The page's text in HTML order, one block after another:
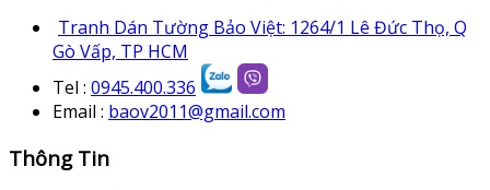
Tranh Dán Tường Bảo Việt: 1264/1 Lê Đức Thọ, Q
Gò Vấp, TP HCM
Tel : 0945.400.336
Email : baov2011@gmail.com
Thông Tin